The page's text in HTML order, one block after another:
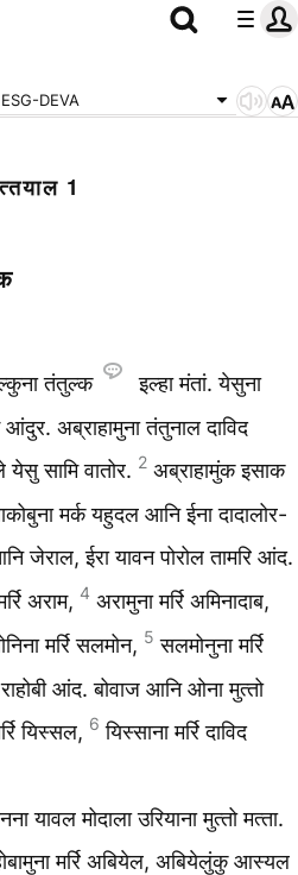
ESG-DEVA
1
तंतुल्क
इल्‍हा मंतां. येसुना
आंदुर. अब्राहामुना तंतुनाल दाविद
येसु सामि वातोर. 2 अब्राहामुंक इसाक
मर्क यहुदल आनि ईना दादालोर-
जेराल, ईरा यावन पोरोल तामरि आंद.
अराम, 4 अरामुना मर्रि अमिनादाब,
मर्रि सलमोन, 5 सलमोनुना मर्रि
आंद. बोवाज आनि ओना मुत्‍तो
यिस्‍सल, 6 यिस्‍साना मर्रि दाविद
यावल मोदाला उरियाना मुत्‍तो मत्‍ता.
मर्रि अबियेल, अबियेलुंकु आस्यल